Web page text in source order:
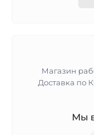
Магазин
Доставка по
Мы